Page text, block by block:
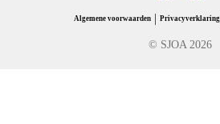
© SJOA 2026
Algemene voorwaarden | Privacyverklaring